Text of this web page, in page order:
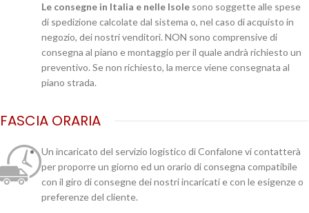
Le consegne in Italia e nelle Isole sono soggette alle spese
di spedizione calcolate dal sistema o, nel caso di acquisto in
negozio, dei nostri venditori. NON sono comprensive di
consegna al piano e montaggio per il quale andrà richiesto un
preventivo. Se non richiesto, la merce viene consegnata al
piano strada.
FASCIA ORARIA
Un incaricato del servizio logistico di Confalone vi contatterà
per proporre un giorno ed un orario di consegna compatibile
con il giro di consegne dei nostri incaricati e con le esigenze o
preferenze del cliente.